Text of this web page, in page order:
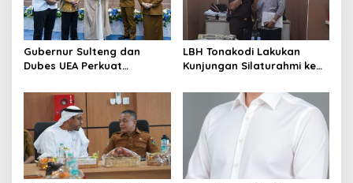
p
o
s
Gubernur Sulteng dan
Dubes UEA Perkuat
Sektor Jadi Prioritas
LBH Tonakodi Lakukan
Kunjungan Silaturahmi ke